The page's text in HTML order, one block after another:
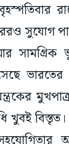
সুযোগ
আর
এসেছে